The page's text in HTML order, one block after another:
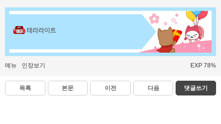
테라라이트
메뉴 인장보기 EXP 78%
목록 본문 이전 다음 댓글쓰기